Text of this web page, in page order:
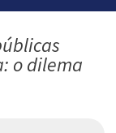
o dilema